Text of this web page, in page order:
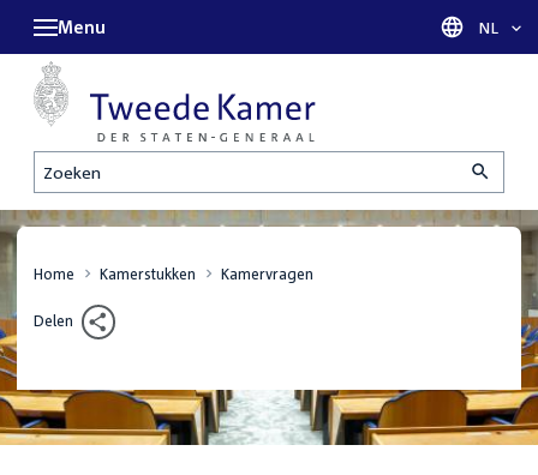
Zoeken
Menu Taal
NL
Home Kamerstukken Kamervragen
Delen